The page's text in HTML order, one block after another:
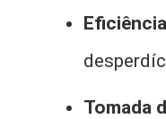
Tomada